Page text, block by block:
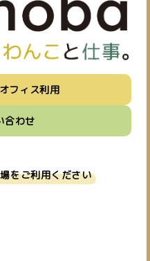
フィス利用
合わせ
をご利用ください